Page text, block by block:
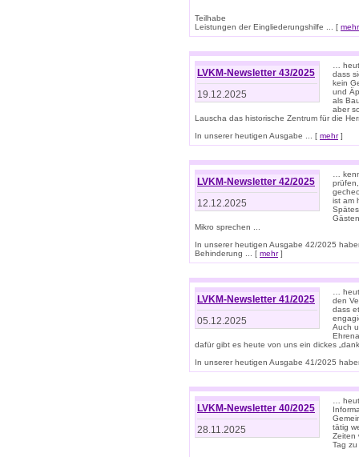
Teilhabe
Leistungen der Eingliederungshilfe ... [ mehr
LVKM-Newsletter 43/2025
19.12.2025
…
dass
kein
und
als
aber
Lauscha das historische Zentrum für die
In unserer heutigen Ausgabe ... [ mehr]
LVKM-Newsletter 42/2025
12.12.2025
…
ist am
Mikro sprechen ...
In unserer heutigen Ausgabe 42/2025
Behinderung ... [ mehr]
LVKM-Newsletter 41/2025
05.12.2025
…
den
dass
Auch
dafür gibt es heute von uns ein dickes
In unserer heutigen Ausgabe 41/2025
LVKM-Newsletter 40/2025
28.11.2025
…
tätig
Zeiten
Tag